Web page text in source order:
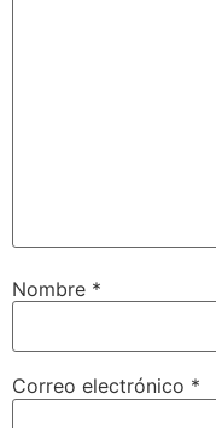
Nombre *
Correo electrónico *